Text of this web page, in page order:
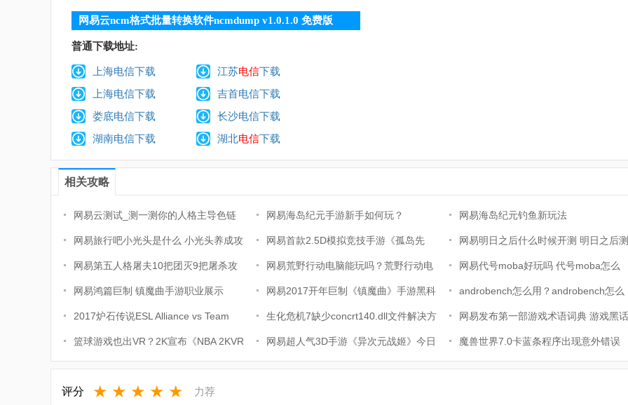
网易云ncm格式批量转换软件ncmdump v1.0.1.0 免费版
普通下载地址:
上海电信下载 江苏电信下载
上海电信下载
吉首电信下载
娄底电信下载
长沙电信下载
湖南电信下载
湖北电信下载
相关攻略
网易云测试_测一测你的人格主导色链
接
网易海岛纪元手游新手如何玩？ 网易海岛纪元钓鱼新玩法
网易旅行吧小光头是什么 小光头养成攻
略
网易首款2.5D模拟竞技手游《孤岛先
锋》宣传片
网易明日之后什么时候开测 明日之后测
试预约地址
网易第五人格屠夫10把团灭9把屠杀攻
略
网易荒野行动电脑能玩吗？荒野行动电
脑版安装方法介绍
网易代号moba好玩吗 代号moba怎么
样
网易鸿篇巨制 镇魔曲手游职业展示 网易2017开年巨制《镇魔曲》手游黑科
技展示
androbench怎么用？androbench怎么
测试？androbench测
2017炉石传说ESL Alliance vs Team
Liquid 比赛视频
生化危机7缺少concrt140.dll文件解决方
法
网易发布第一部游戏术语词典 游戏黑话
大科普
篮球游戏也出VR？2K宣布《NBA 2KVR 网易超人气3D手游《异次元战姬》今日 魔兽世界7.0卡蓝条程序出现意外错误
评分 ★ ★ ★ ★ ★ 力荐